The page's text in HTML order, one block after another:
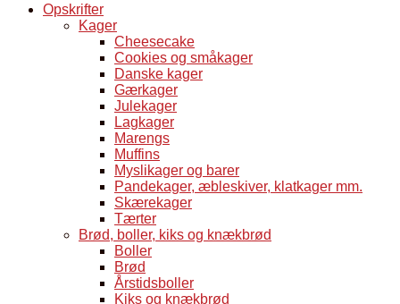
Opskrifter
Kager
Cheesecake
Cookies og småkager
Danske kager
Gærkager
Julekager
Lagkager
Marengs
Muffins
Myslikager og barer
Pandekager, æbleskiver, klatkager mm.
Skærekager
Tærter
Brød, boller, kiks og knækbrød
Boller
Brød
Årstidsboller
Kiks og knækbrød